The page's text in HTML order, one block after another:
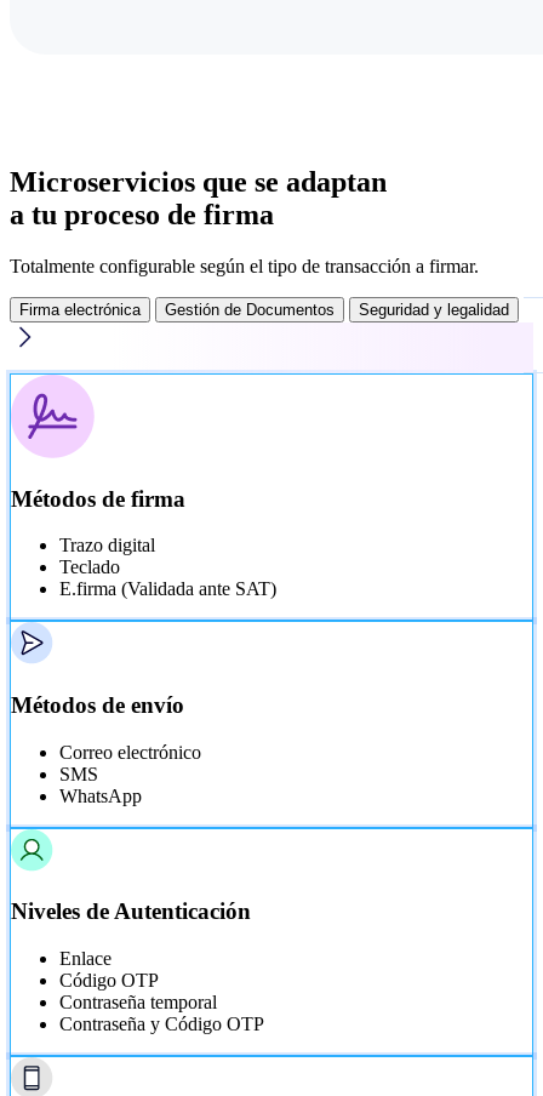
Microservicios que se adaptan
a tu proceso de firma
Totalmente configurable según el tipo de transacción a firmar.
Firma electrónica Gestión de Documentos Seguridad y legalidad
Métodos de firma
Trazo digital
Teclado
E.firma (Validada ante SAT)
Métodos de envío
Correo electrónico
SMS
WhatsApp
Niveles de Autenticación
Enlace
Código OTP
Contraseña temporal
Contraseña y Código OTP